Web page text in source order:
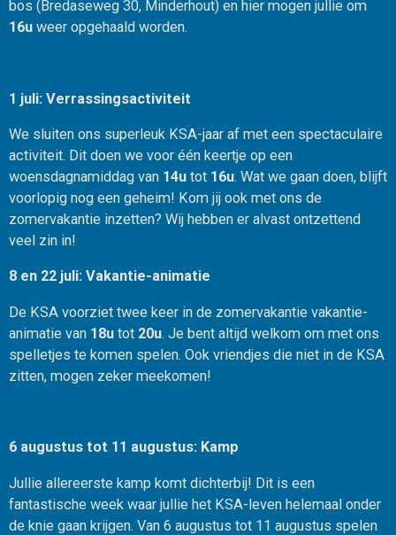
bos (Bredaseweg 30, Minderhout) en hier mogen jullie om
16u weer opgehaald worden.
1 juli: Verrassingsactiviteit
We sluiten ons superleuk KSA-jaar af met een spectaculaire
activiteit. Dit doen we voor één keertje op een
woensdagnamiddag van 14u tot 16u. Wat we gaan doen, blijft
voorlopig nog een geheim! Kom jij ook met ons de
zomervakantie inzetten? Wij hebben er alvast ontzettend
veel zin in!
8 en 22 juli: Vakantie-animatie
De KSA voorziet twee keer in de zomervakantie vakantie-
animatie van 18u tot 20u. Je bent altijd welkom om met ons
spelletjes te komen spelen. Ook vriendjes die niet in de KSA
zitten, mogen zeker meekomen!
6 augustus tot 11 augustus: Kamp
Jullie allereerste kamp komt dichterbij! Dit is een
fantastische week waar jullie het KSA-leven helemaal onder
de knie gaan krijgen. Van 6 augustus tot 11 augustus spelen